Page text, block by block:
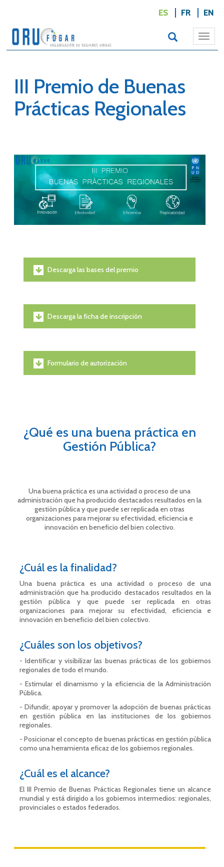
ES FR EN
III Premio de Buenas
Prácticas Regionales
Descarga las bases del premio
Descarga la ficha de inscripción
Formulario de autorización
¿Qué es una buena práctica en
Gestión Pública?
Una buena práctica es una actividad o proceso de una
administración que ha producido destacados resultados en la
gestión pública y que puede ser replicada en otras
organizaciones para mejorar su efectividad, eficiencia e
innovación en beneficio del bien colectivo.
¿Cuál es la finalidad?
Una buena práctica es una actividad o proceso de una
administración que ha producido destacados resultados en la
gestión pública y que puede ser replicada en otras
organizaciones para mejorar su efectividad, eficiencia e
innovación en beneficio del bien colectivo.
¿Cuáles son los objetivos?
-Identificar y visibilizar las buenas prácticas de los gobiernos
regionales de todo el mundo.
-Estimular el dinamismo y la eficiencia de la Administración
Pública.
-Difundir, apoyar y promover la adopción de buenas prácticas
en gestión pública en las instituciones de los gobiernos
regionales.
- Posicionar el concepto de buenas prácticas en gestión pública
como una herramienta eficaz de los gobiernos regionales.
¿Cuál es el alcance?
El III Premio de Buenas Prácticas Regionales tiene un alcance
mundial y está dirigido a los gobiernos intermedios: regionales,
provinciales o estados federados.